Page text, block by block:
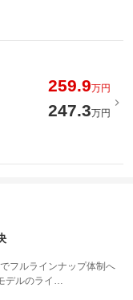
259.9万円
247.3万円
フルラインナップ体制へ
デルのライ…